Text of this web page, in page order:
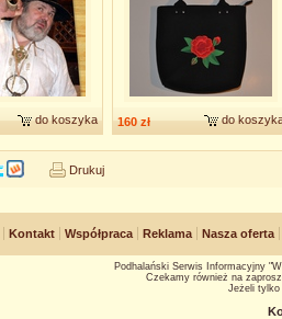
do koszyka 160 zł do
Drukuj
Kontakt Współpraca Reklama Nasza oferta
Podhalański Serwis Informacyjny
Czekamy również na
Jeżeli tylko